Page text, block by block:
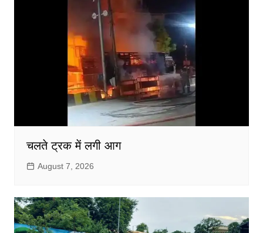
चलते ट्रक में लगी आग
August 7, 2026